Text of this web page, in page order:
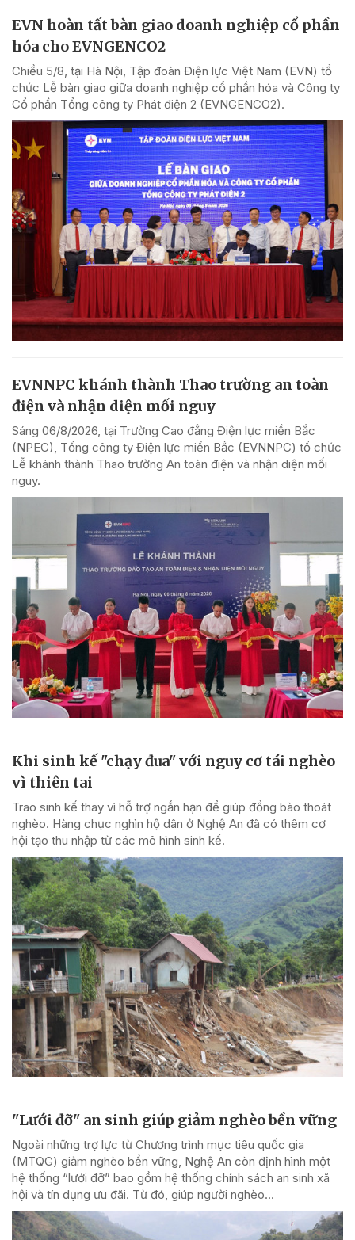
EVN hoàn tất bàn giao doanh nghiệp cổ phần
hóa cho EVNGENCO2
Chiều 5/8, tại Hà Nội, Tập đoàn Điện lực Việt Nam (EVN) tổ
chức Lễ bàn giao giữa doanh nghiệp cổ phần hóa và Công ty
Cổ phần Tổng công ty Phát điện 2 (EVNGENCO2).
EVNNPC khánh thành Thao trường an toàn
điện và nhận diện mối nguy
Sáng 06/8/2026, tại Trường Cao đẳng Điện lực miền Bắc
(NPEC), Tổng công ty Điện lực miền Bắc (EVNNPC) tổ chức
Lễ khánh thành Thao trường An toàn điện và nhận diện mối
nguy.
Khi sinh kế "chạy đua" với nguy cơ tái nghèo
vì thiên tai
Trao sinh kế thay vì hỗ trợ ngắn hạn để giúp đồng bào thoát
nghèo. Hàng chục nghìn hộ dân ở Nghệ An đã có thêm cơ
hội tạo thu nhập từ các mô hình sinh kế.
"Lưới đỡ" an sinh giúp giảm nghèo bền vững
Ngoài những trợ lực từ Chương trình mục tiêu quốc gia
(MTQG) giảm nghèo bền vững, Nghệ An còn định hình một
hệ thống “lưới đỡ” bao gồm hệ thống chính sách an sinh xã
hội và tín dụng ưu đãi. Từ đó, giúp người nghèo...